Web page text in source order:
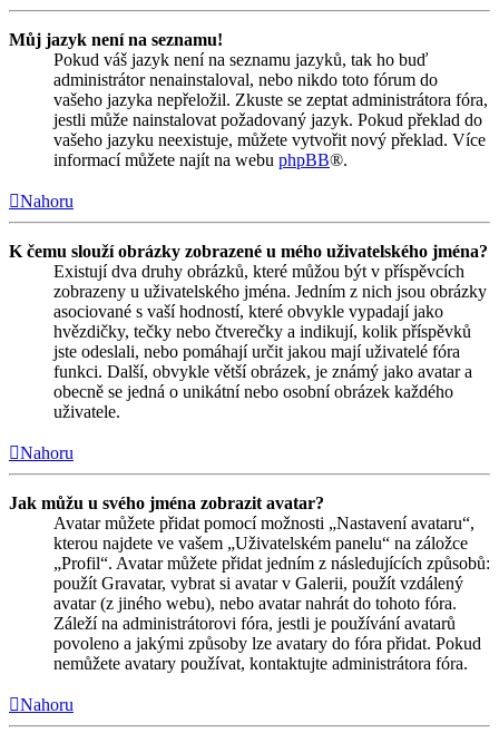
Můj jazyk není na seznamu!
Pokud váš jazyk není na seznamu jazyků, tak ho buď
administrátor nenainstaloval, nebo nikdo toto fórum do
vašeho jazyka nepřeložil. Zkuste se zeptat administrátora fóra,
jestli může nainstalovat požadovaný jazyk. Pokud překlad do
vašeho jazyku neexistuje, můžete vytvořit nový překlad. Více
informací můžete najít na webu phpBB®.
Nahoru
K čemu slouží obrázky zobrazené u mého uživatelského jména?
Existují dva druhy obrázků, které můžou být v příspěvcích
zobrazeny u uživatelského jména. Jedním z nich jsou obrázky
asociované s vaší hodností, které obvykle vypadají jako
hvězdičky, tečky nebo čtverečky a indikují, kolik příspěvků
jste odeslali, nebo pomáhají určit jakou mají uživatelé fóra
funkci. Další, obvykle větší obrázek, je známý jako avatar a
obecně se jedná o unikátní nebo osobní obrázek každého
uživatele.
Nahoru
Jak můžu u svého jména zobrazit avatar?
Avatar můžete přidat pomocí možnosti „Nastavení avataru“,
kterou najdete ve vašem „Uživatelském panelu“ na záložce
„Profil“. Avatar můžete přidat jedním z následujících způsobů:
použít Gravatar, vybrat si avatar v Galerii, použít vzdálený
avatar (z jiného webu), nebo avatar nahrát do tohoto fóra.
Záleží na administrátorovi fóra, jestli je používání avatarů
povoleno a jakými způsoby lze avatary do fóra přidat. Pokud
nemůžete avatary používat, kontaktujte administrátora fóra.
Nahoru